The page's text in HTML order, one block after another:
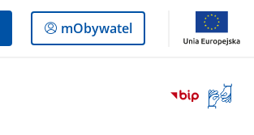
Logowanie
do
mObywatel
Otwórz
okno